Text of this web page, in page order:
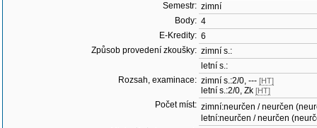
Semestr: zimní
Body: 4
E-Kredity: 6
Způsob provedení zkoušky: zimní s.:
letní s.:
Rozsah, examinace: zimní s.:2/0, --- [HT]
letní s.:2/0, Zk [HT]
Počet míst: zimní:neurčen / neurčen
letní:neurčen / neurčen